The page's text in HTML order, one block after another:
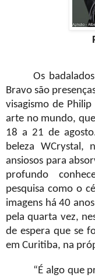
Os
Bravo são
visagismo de
arte no mundo,
18 a 21 de
beleza WCrystal,
ansiosos para
profundo
pesquisa como o
imagens há 40
pela quarta vez,
de espera que se
em Curitiba, na
“É algo que